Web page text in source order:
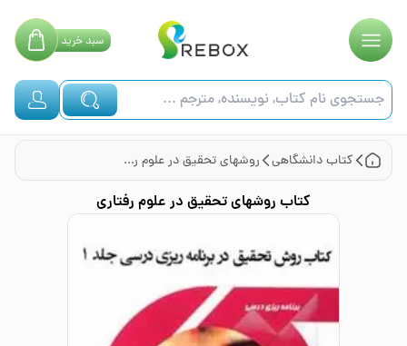
سبدخرید
کتابدانشگاهی روشهای تحقیق در علوم رفتاری
کتاب روشهای تحقیق در علوم رفتاری